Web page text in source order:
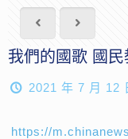
我們的國歌 國
2021 年 7 月 12
https://